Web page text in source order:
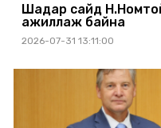
Шадар сайд
ажиллаж байна
2026-07-31 13:11:00